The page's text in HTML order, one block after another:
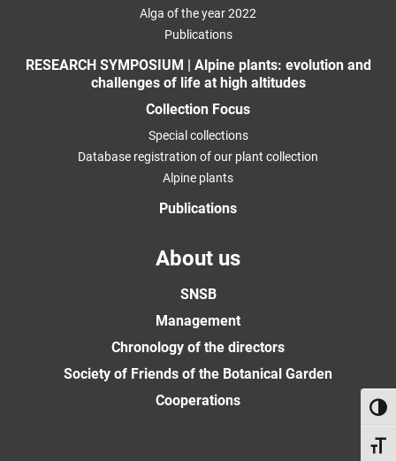
Alga of the year 2022
Publications
RESEARCH SYMPOSIUM | Alpine plants: evolution and
challenges of life at high altitudes
Collection Focus
Special collections
Database registration of our plant collection
Alpine plants
Publications
About us
SNSB
Management
Chronology of the directors
Society of Friends of the Botanical Garden
Cooperations